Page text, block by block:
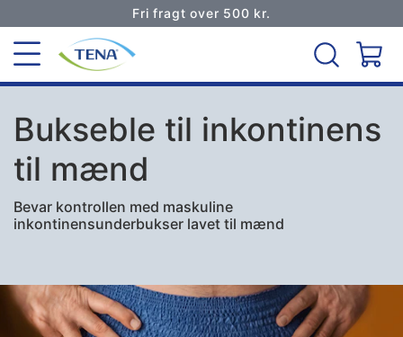
Fri fragt over 500 kr.
Bukseble til inkontinens
til mænd
Bevar kontrollen med maskuline
inkontinensunderbukser lavet til mænd